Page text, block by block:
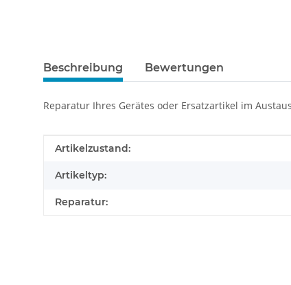
Beschreibung Bewertungen
Reparatur Ihres Gerätes oder Ersatzartikel im
Produkteigenschaft
Wert
Artikelzustand:
Artikeltyp:
Reparatur: